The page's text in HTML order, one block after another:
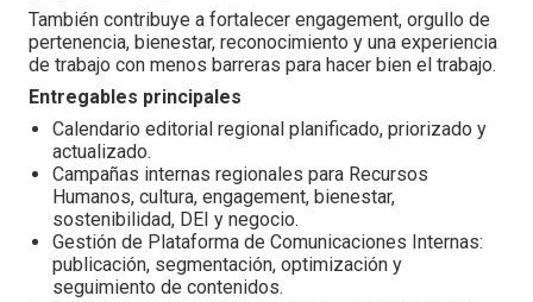
También contribuye a fortalecer engagement, orgullo de
pertenencia, bienestar, reconocimiento y una experiencia
de trabajo con menos barreras para hacer bien el trabajo.
Entregables principales
Calendario editorial regional planificado, priorizado y
actualizado.
Campañas internas regionales para Recursos
Humanos, cultura, engagement, bienestar,
sostenibilidad, DEI y negocio.
Gestión de Plataforma de Comunicaciones Internas:
publicación, segmentación, optimización y
seguimiento de contenidos.